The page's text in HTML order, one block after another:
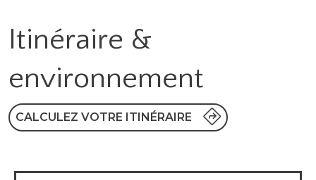
Itinéraire &
environnement
CALCULEZ VOTRE ITINÉRAIRE